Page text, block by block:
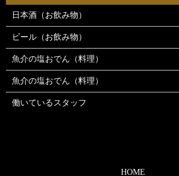
日本酒（お飲み物）
ビール（お飲み物）
魚介の塩おでん（料理）
魚介の塩おでん（料理）
働いているスタッフ
HOME